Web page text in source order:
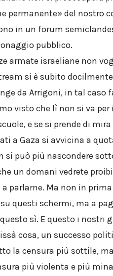
permanente» del nostro
in un forum
pubblico.
armate israeliane non
si è subito
da Arrigoni, in tal caso
visto che lì non si va
e se si prende di
a Gaza si avvicina a
si può più nascondere
un domani vedrete
parlarne. Ma non in
questi schermi, ma a
sì. E questo i
cosa, un successo
la censura più sottile,
più violenta e più